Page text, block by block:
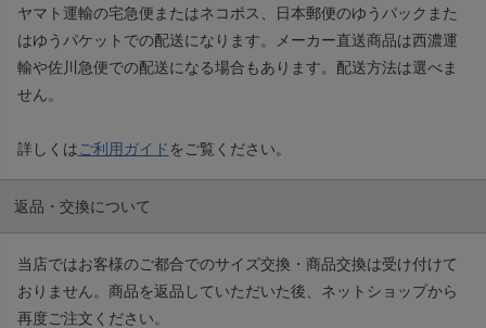
ヤマト運輸の宅急便またはネコポス、日本郵便のゆうパックまた
はゆうパケットでの配送になります。メーカー直送商品は西濃運
輸や佐川急便での配送になる場合もあります。配送方法は選べま
せん。
詳しくは ご利用ガイド をご覧ください。
返品・交換について
当店ではお客様のご都合でのサイズ交換・商品交換は受け付けて
おりません。商品を返品していただいた後、ネットショップから
再度ご注文ください。